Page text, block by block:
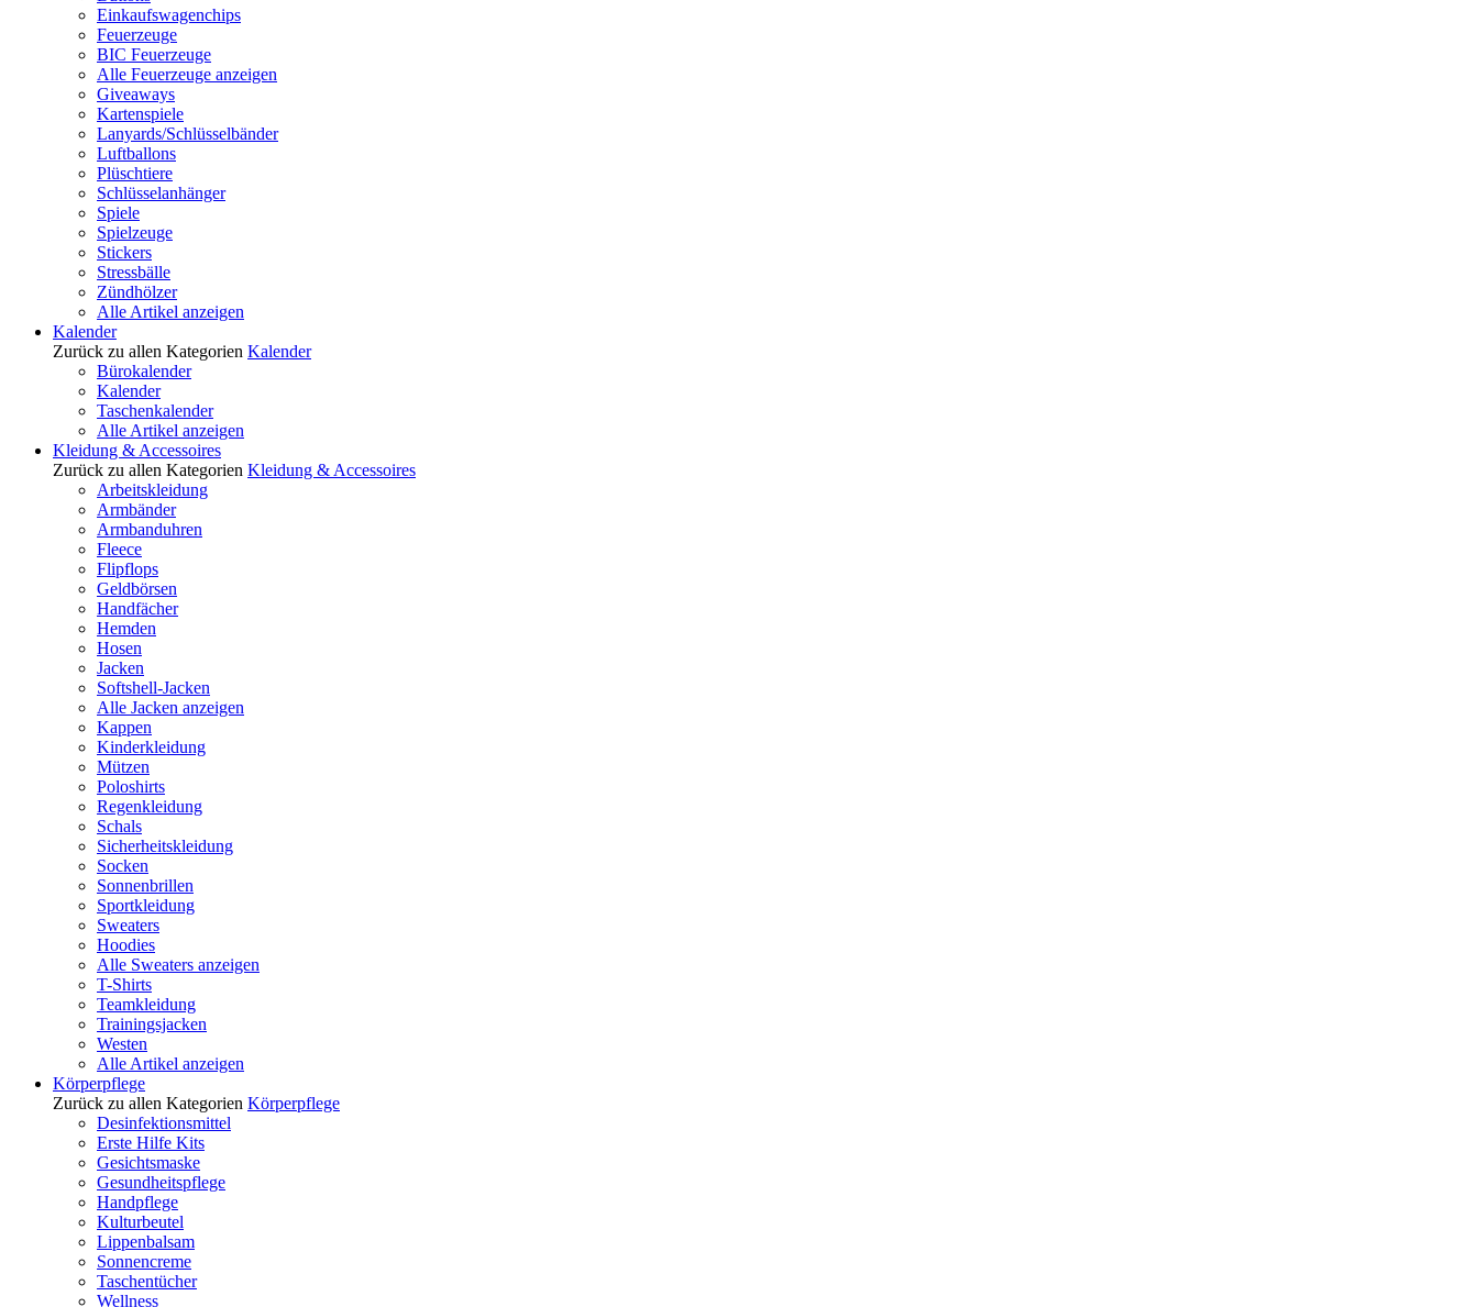
Einkaufswagenchips
Feuerzeuge
BIC Feuerzeuge
Alle Feuerzeuge anzeigen
Giveaways
Kartenspiele
Lanyards/Schlüsselbänder
Luftballons
Plüschtiere
Schlüsselanhänger
Spiele
Spielzeuge
Stickers
Stressbälle
Zündhölzer
Alle Artikel anzeigen
Kalender
Zurück zu allen Kategorien Kalender
Bürokalender
Kalender
Taschenkalender
Alle Artikel anzeigen
Kleidung & Accessoires
Zurück zu allen Kategorien Kleidung & Accessoires
Arbeitskleidung
Armbänder
Armbanduhren
Fleece
Flipflops
Geldbörsen
Handfächer
Hemden
Hosen
Jacken
Softshell-Jacken
Alle Jacken anzeigen
Kappen
Kinderkleidung
Mützen
Poloshirts
Regenkleidung
Schals
Sicherheitskleidung
Socken
Sonnenbrillen
Sportkleidung
Sweaters
Hoodies
Alle Sweaters anzeigen
T-Shirts
Teamkleidung
Trainingsjacken
Westen
Alle Artikel anzeigen
Körperpflege
Zurück zu allen Kategorien Körperpflege
Desinfektionsmittel
Erste Hilfe Kits
Gesichtsmaske
Gesundheitspflege
Handpflege
Kulturbeutel
Lippenbalsam
Sonnencreme
Taschentücher
Wellness